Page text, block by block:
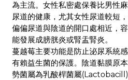
為主流。女性私密處保養比男性
尿道的健康，尤其女性尿道較短
偏偏尿道與陰道的開口處相近，
能發展成膀胱炎或腎盂腎炎。
蔓越莓主要功能是防止泌尿系統
有賴益生菌的保護。陰道黏膜原
勢菌屬為乳酸桿菌屬